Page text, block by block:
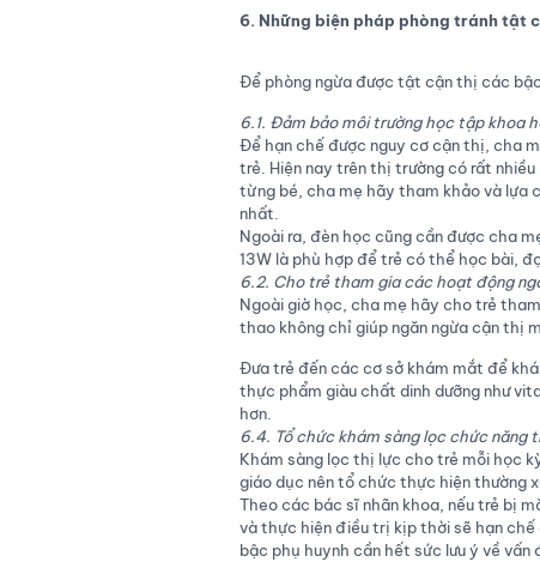
6. Những biện pháp phòng tránh tật
Để phòng ngừa được tật cận thị các
6.1. Đảm bảo môi trường học tập khoa
Để hạn chế được nguy cơ cận thị, cha
trẻ. Hiện nay trên thị trường có rất
từng bé, cha mẹ hãy tham khảo và lựa
nhất.
Ngoài ra, đèn học cũng cần được cha
13W là phù hợp để trẻ có thể học bài,
6.2. Cho trẻ tham gia các hoạt động
Ngoài giờ học, cha mẹ hãy cho trẻ
thao không chỉ giúp ngăn ngừa cận thị
Đưa trẻ đến các cơ sở khám mắt để
thực phẩm giàu chất dinh dưỡng như
hơn.
6.4. Tổ chức khám sàng lọc chức năng
Khám sàng lọc thị lực cho trẻ mỗi học
giáo dục nên tổ chức thực hiện thường
Theo các bác sĩ nhãn khoa, nếu trẻ bị
và thực hiện điều trị kịp thời sẽ hạn
bậc phụ huynh cần hết sức lưu ý về